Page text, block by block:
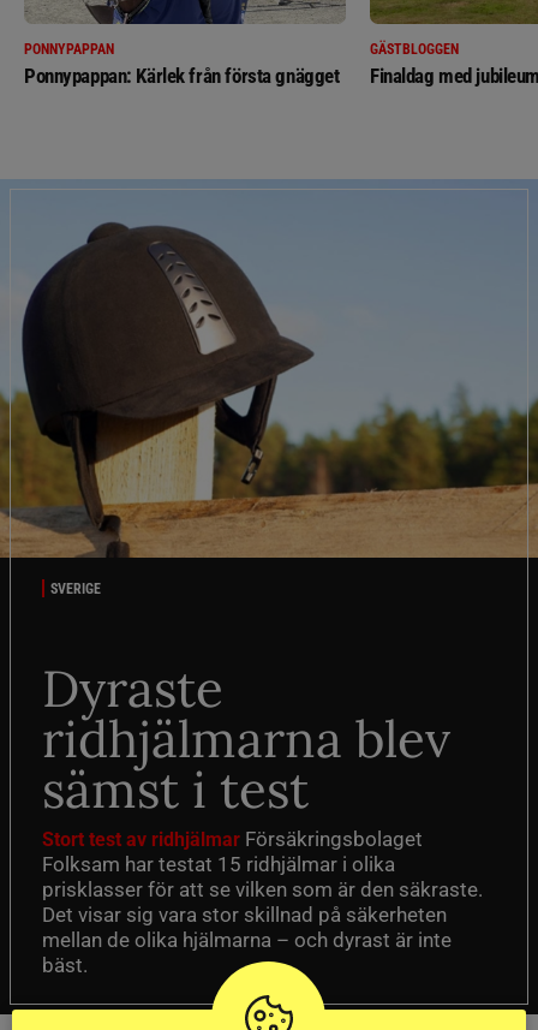
PONNYPAPPAN
Ponnypappan: Kärlek från första gnägget
GÄSTBLOGGEN
Finaldag med
SVERIGE
Dyraste
ridhjälmarna blev
sämst i test
Stort test av ridhjälmar Försäkringsbolaget
Folksam har testat 15 ridhjälmar i olika
prisklasser för att se vilken som är den säkraste.
Det visar sig vara stor skillnad på säkerheten
mellan de olika hjälmarna – och dyrast är inte
bäst.